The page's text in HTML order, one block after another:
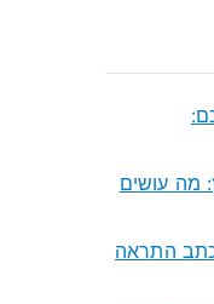
מה עושים
התראה